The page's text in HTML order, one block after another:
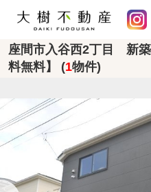
座間市入谷西2丁目 新
料無料】 (1物件)